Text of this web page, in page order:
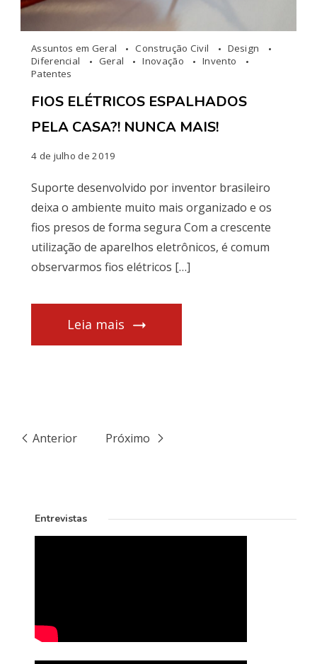
Assuntos em Geral Construção Civil
Design
Diferencial
Geral Inovação
Invento
Patentes
FIOS ELÉTRICOS ESPALHADOS
PELA CASA?! NUNCA MAIS!
4 de julho de 2019
Suporte desenvolvido por inventor brasileiro
deixa o ambiente muito mais organizado e os
fios presos de forma segura Com a crescente
utilização de aparelhos eletrônicos, é comum
observarmos fios elétricos […]
Leia mais
Anterior Próximo
Entrevistas